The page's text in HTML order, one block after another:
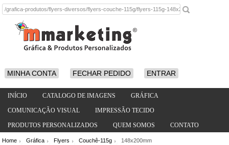
MINHA CONTA FECHAR PEDIDO ENTRAR
INÍCIO CATALOGO DE IMAGENS GRÁFICA
COMUNICAÇÃO VISUAL IMPRESSÃO TECIDO
PRODUTOS PERSONALIZADOS QUEM SOMOS CONTATO
Home Gráfica Flyers Couchê-115g 148x200mm